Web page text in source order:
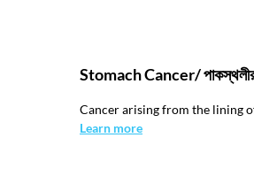
Stomach Cancer/ পাকস্থলীর
Cancer arising from the lining
Learn more